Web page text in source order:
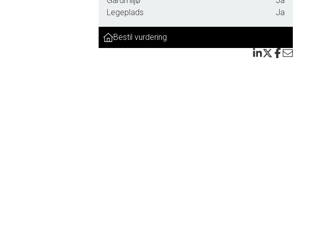
og fleksibel planløsning
stuer/værelser, som er adskilt af
Legeplads
Ja
Bestil vurdering